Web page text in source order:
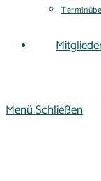
MenüSchließen